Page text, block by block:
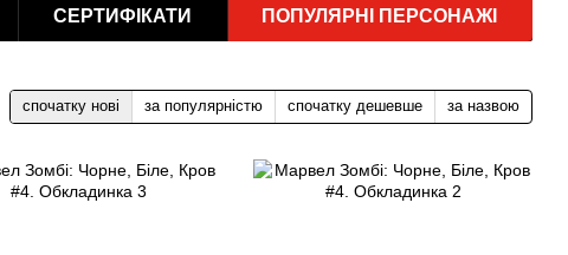
СЕРТИФІКАТИ ПОПУЛЯРНІ ПЕРСОНАЖІ
спочатку нові за популярністю спочатку дешевше за назвою